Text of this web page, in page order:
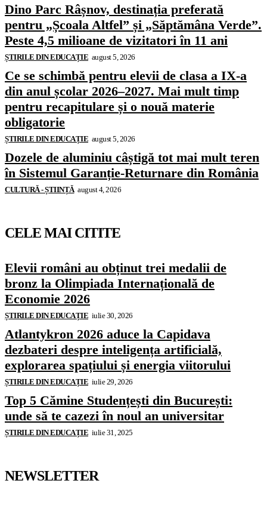
Dino Parc Râșnov, destinația preferată
pentru „Școala Altfel” și „Săptămâna Verde”.
Peste 4,5 milioane de vizitatori în 11 ani
ȘTIRILE DIN EDUCAȚIE august 5, 2026
Ce se schimbă pentru elevii de clasa a IX-a
din anul școlar 2026–2027. Mai mult timp
pentru recapitulare și o nouă materie
obligatorie
ȘTIRILE DIN EDUCAȚIE august 5, 2026
Dozele de aluminiu câștigă tot mai mult teren
în Sistemul Garanție-Returnare din România
CULTURĂ - ȘTIINȚĂ august 4, 2026
CELE MAI CITITE
Elevii români au obținut trei medalii de
bronz la Olimpiada Internațională de
Economie 2026
ȘTIRILE DIN EDUCAȚIE iulie 30, 2026
Atlantykron 2026 aduce la Capidava
dezbateri despre inteligența artificială,
explorarea spațiului și energia viitorului
ȘTIRILE DIN EDUCAȚIE iulie 29, 2026
Top 5 Cămine Studențești din București:
unde să te cazezi în noul an universitar
ȘTIRILE DIN EDUCAȚIE iulie 31, 2025
NEWSLETTER